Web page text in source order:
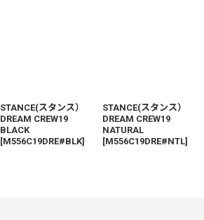
STANCE(スタンス）
DREAM CREW19
BLACK
[M556C19DRE#BLK]
STANCE(スタンス）
DREAM CREW19
NATURAL
[M556C19DRE#NTL]